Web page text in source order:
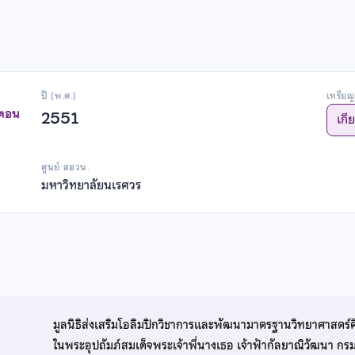
อน
ปี (พ.ศ.)
2551
เหรีย
เกี
ศูนย์ สอวน.
มหาวิทยาลัยนเรศวร
มูลนิธิส่งเสริมโอลิมปิกวิชาการและพัฒนามาตรฐานวิทยาศาสต
ในพระอุปถัมภ์สมเด็จพระเจ้าพี่นางเธอ เจ้าฟ้ากัลยาณิวัฒนา กร